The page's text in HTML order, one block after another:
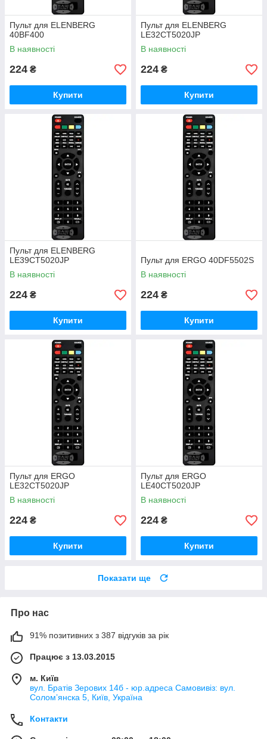
Пульт для ELENBERG
40BF400
В наявності
224 ₴
Купити
Пульт для ELENBERG
LE32CT5020JP
В наявності
224 ₴
Купити
Пульт для ELENBERG
LE39CT5020JP
В наявності
224 ₴
Купити
Пульт для ERGO 40DF5502S
В наявності
224 ₴
Купити
Пульт для ERGO
LE32CT5020JP
В наявності
224 ₴
Купити
Пульт для ERGO
LE40CT5020JP
В наявності
224 ₴
Купити
Показати ще
Про нас
91% позитивних з 387 відгуків за рік
Працює з 13.03.2015
м. Київ
вул. Братів Зерових 14б - юр.адреса Самовивіз: вул.
Соломʼянска 5, Київ, Україна
Контакти